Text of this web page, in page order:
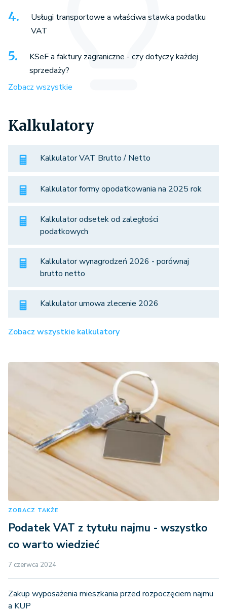
Usługi transportowe a właściwa stawka podatku
VAT
KSeF a faktury zagraniczne - czy dotyczy każdej
sprzedaży?
Zobacz wszystkie
Kalkulatory
Kalkulator VAT Brutto / Netto
Kalkulator formy opodatkowania na 2025 rok
Kalkulator odsetek od zaległości
podatkowych
Kalkulator wynagrodzeń 2026 - porównaj
brutto netto
Kalkulator umowa zlecenie 2026
Zobacz wszystkie kalkulatory
ZOBACZ TAKŻE
Podatek VAT z tytułu najmu - wszystko
co warto wiedzieć
7 czerwca 2024
Zakup wyposażenia mieszkania przed rozpoczęciem najmu
a KUP